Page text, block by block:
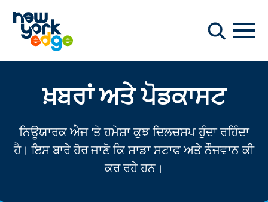
ਖੋਜ
ਖ਼ਬਰਾਂ ਅਤੇ ਪੋਡਕਾਸਟ
ਨਿਊਯਾਰਕ ਐਜ 'ਤੇ ਹਮੇਸ਼ਾ ਕੁਝ ਦਿਲਚਸਪ ਹੁੰਦਾ ਰਹਿੰਦਾ
ਹੈ। ਇਸ ਬਾਰੇ ਹੋਰ ਜਾਣੋ ਕਿ ਸਾਡਾ ਸਟਾਫ ਅਤੇ ਨੌਜਵਾਨ ਕੀ
ਕਰ ਰਹੇ ਹਨ।